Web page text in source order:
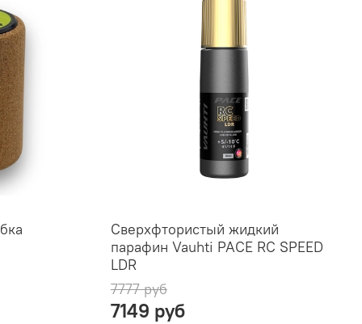
Сверхфтористый жидкий
парафин Vauhti PACE RC SPEED
LDR
7777 руб
7149 руб